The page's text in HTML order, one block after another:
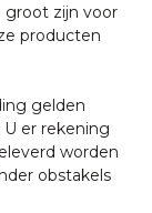
zijn voor
producten
gelden
er rekening
worden
obstakels